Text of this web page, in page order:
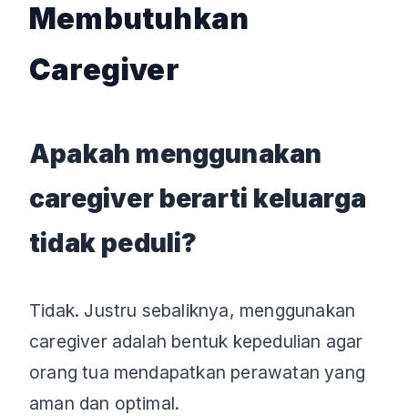
Membutuhkan
Caregiver
Apakah menggunakan
caregiver berarti keluarga
tidak peduli?
Tidak. Justru sebaliknya, menggunakan
caregiver adalah bentuk kepedulian agar
orang tua mendapatkan perawatan yang
aman dan optimal.